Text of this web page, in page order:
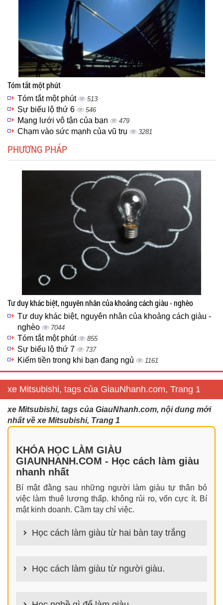
Tóm tắt một phút
Tóm tắt một phút 513
Sự biểu lộ thứ 6 546
Mạng lưới vô tận của bạn 479
Chạm vào sức mạnh của vũ trụ 3281
PHƯƠNG PHÁP
Tư duy khác biệt, nguyên nhân của khoảng cách giàu - nghèo
Tư duy khác biệt, nguyên nhân của khoảng cách giàu -
nghèo
7044
Tóm tắt một phút 855
Sự biểu lộ thứ 7 737
Kiếm tiền trong khi bạn đang ngủ 1161
xe Mitsubishi, tags của GiauNhanh.com, Trang 1
xe Mitsubishi, tags của GiauNhanh.com, nội dung mới
nhất về xe Mitsubishi, Trang 1
KHÓA HỌC LÀM GIÀU
GIAUNHANH.COM - Học cách làm giàu
nhanh nhất
Bí mật đằng sau những người làm giàu tự thân bỏ
việc làm thuê lương thấp. không rủi ro, vốn cực ít. Bí
mật kinh doanh. Cầm tay chỉ việc.
Học cách làm giàu từ hai bàn tay trắng
nhưng hiệu quả bất ngờ. Bạn có thể thành công ngay
cả khi không có gì trong tay.
Học cách làm giàu từ người giàu.
làm giàu từ người giàu. Bạn sẽ có được góc nhìn đa